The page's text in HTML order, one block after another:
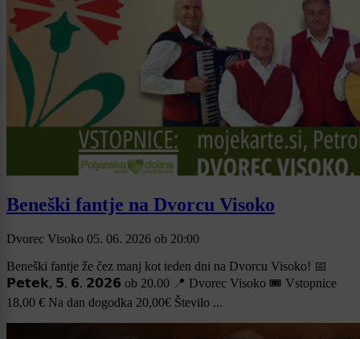
Beneški fantje na Dvorcu Visoko
Dvorec Visoko 05. 06. 2026 ob 20:00
Beneški fantje že čez manj kot teden dni na Dvorcu Visoko! 📅
𝗣𝗲𝘁𝗲𝗸, 𝟱. 𝟲. 𝟮𝟬𝟮𝟲 ob 20.00 📍 Dvorec Visoko 🎟️ Vstopnice
18,00 € Na dan dogodka 20,00€ Število ...